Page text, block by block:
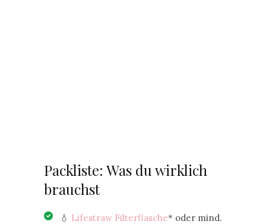
Packliste: Was du wirklich
brauchst
💧 Lifestraw Filterflasche* oder mind.